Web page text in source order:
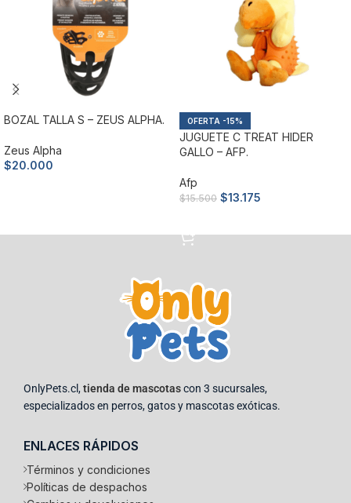
BOZAL TALLA S – ZEUS ALPHA.
Zeus Alpha
$20.000
-15%
JUGUETE C TREAT HIDER
GALLO – AFP.
Afp
$15.500 $13.175
OnlyPets.cl,tienda de mascotascon 3 sucursales,
especializados en perros, gatos y mascotas exóticas.
ENLACES RÁPIDOS
Términos y condiciones
Políticas de despachos